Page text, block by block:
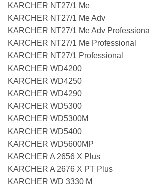
KARCHER NT27/1 Me
KARCHER NT27/1 Me Adv
KARCHER NT27/1 Me Adv Professional
KARCHER NT27/1 Me Professional
KARCHER NT27/1 Professional
KARCHER WD4200
KARCHER WD4250
KARCHER WD4290
KARCHER WD5300
KARCHER WD5300M
KARCHER WD5400
KARCHER WD5600MP
KARCHER A 2656 X Plus
KARCHER A 2676 X PT Plus
KARCHER WD 3330 M